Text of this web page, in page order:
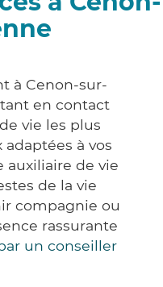
à Cenon-sur-
en contact
vie les plus
à vos
auxiliaire de vie
de la vie
compagnie ou
rassurante
un conseiller